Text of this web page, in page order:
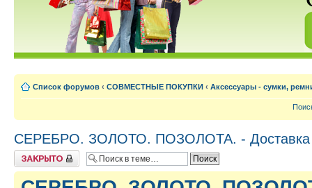
Список форумов ‹ СОВМЕСТНЫЕ ПОКУПКИ ‹ Аксессуары - сумки,
СЕРЕБРО. ЗОЛОТО. ПОЗОЛОТА. - Доставка
Тема закрыта